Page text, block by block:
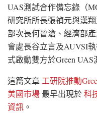
UAS測試合作備忘錄（
研究所所長張禎元與漢
部次長何晉滄、經濟部
會處長谷立言及AUVSI
式啟動雙方於Green UAS
這篇文章 工研院推動
美國市場 最早出現於科
資訊 。